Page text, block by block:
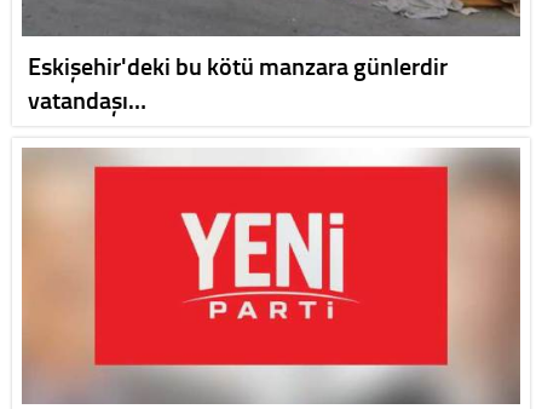
Eskişehir'deki bu kötü manzara günlerdir
vatandaşı…